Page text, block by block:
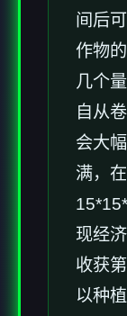
间后
作物
几个
自从
会大
满，
现经
收获
以种